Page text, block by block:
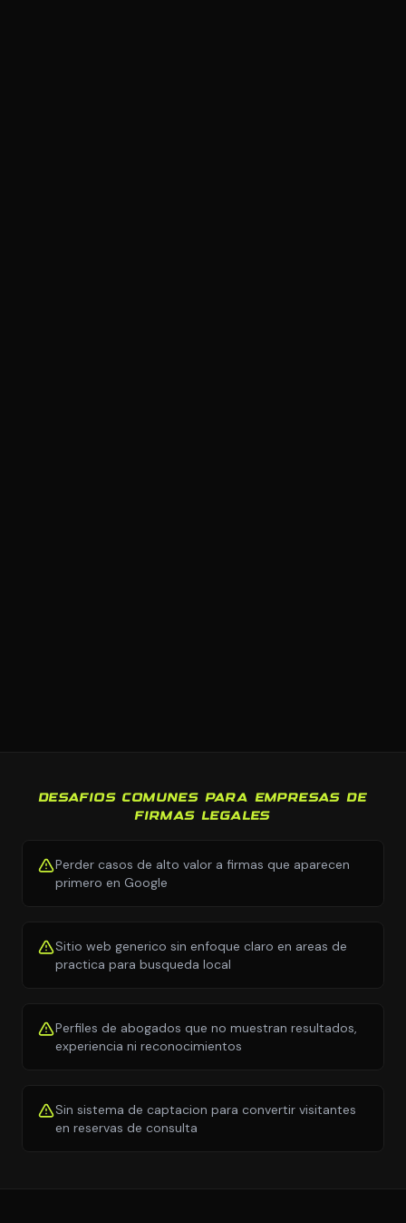
DESAFIOS COMUNES PARA EMPRESAS DE
FIRMAS LEGALES
Perder casos de alto valor a firmas que aparecen
primero en Google
Sitio web generico sin enfoque claro en areas de
practica para busqueda local
Perfiles de abogados que no muestran resultados,
experiencia ni reconocimientos
Sin sistema de captacion para convertir visitantes
en reservas de consulta